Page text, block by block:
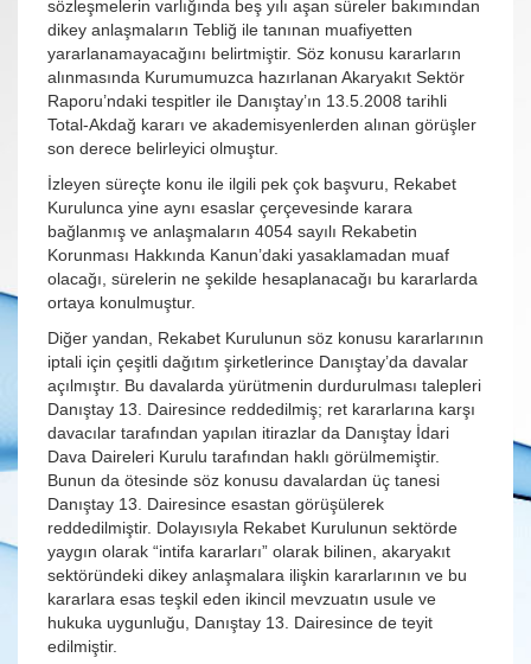
sözleşmelerin varlığında beş yılı aşan süreler bakımından
dikey anlaşmaların Tebliğ ile tanınan muafiyetten
yararlanamayacağını belirtmiştir. Söz konusu kararların
alınmasında Kurumumuzca hazırlanan Akaryakıt Sektör
Raporu’ndaki tespitler ile Danıştay’ın 13.5.2008 tarihli
Total-Akdağ kararı ve akademisyenlerden alınan görüşler
son derece belirleyici olmuştur.
İzleyen süreçte konu ile ilgili pek çok başvuru, Rekabet
Kurulunca yine aynı esaslar çerçevesinde karara
bağlanmış ve anlaşmaların 4054 sayılı Rekabetin
Korunması Hakkında Kanun’daki yasaklamadan muaf
olacağı, sürelerin ne şekilde hesaplanacağı bu kararlarda
ortaya konulmuştur.
Diğer yandan, Rekabet Kurulunun söz konusu kararlarının
iptali için çeşitli dağıtım şirketlerince Danıştay’da davalar
açılmıştır. Bu davalarda yürütmenin durdurulması talepleri
Danıştay 13. Dairesince reddedilmiş; ret kararlarına karşı
davacılar tarafından yapılan itirazlar da Danıştay İdari
Dava Daireleri Kurulu tarafından haklı görülmemiştir.
Bunun da ötesinde söz konusu davalardan üç tanesi
Danıştay 13. Dairesince esastan görüşülerek
reddedilmiştir. Dolayısıyla Rekabet Kurulunun sektörde
yaygın olarak “intifa kararları” olarak bilinen, akaryakıt
sektöründeki dikey anlaşmalara ilişkin kararlarının ve bu
kararlara esas teşkil eden ikincil mevzuatın usule ve
hukuka uygunluğu, Danıştay 13. Dairesince de teyit
edilmiştir.